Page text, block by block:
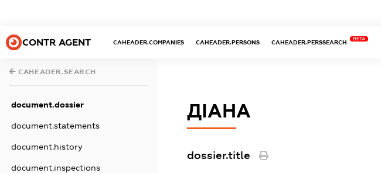
CONTR AGENT CAHEADER.COMPANIES CAHEADER.PERSONS CAHEADER.PERSSEARCH
BETA
CAHEADER.SEARCH
document.dossier
document.statements
document.history
document.inspections
ДІАНА
dossier.title